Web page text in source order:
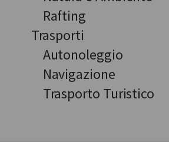
Rafting
Trasporti
Autonoleggio
Navigazione
Trasporto Turistico